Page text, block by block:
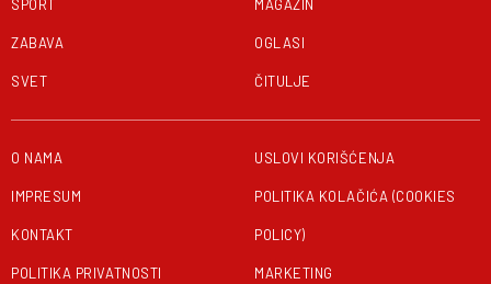
SPORT
ZABAVA
SVET
MAGAZIN
OGLASI
ČITULJE
O NAMA
IMPRESUM
KONTAKT
POLITIKA PRIVATNOSTI
USLOVI KORIŠĆENJA
POLITIKA KOLAČIĆA (COOKIES
POLICY)
MARKETING